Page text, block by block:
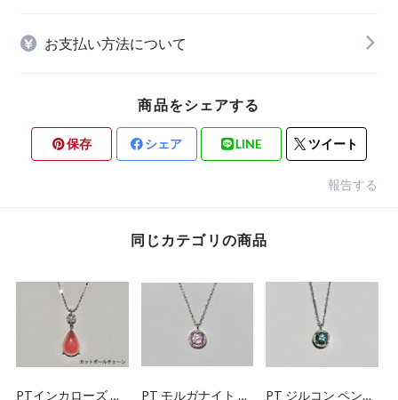
お支払い方法について
商品をシェアする
保存 シェア LINE ツイート
報告する
同じカテゴリの商品
PTインカローズ ダ
PT モルガナイト ペ
PT ジルコン ペンダ